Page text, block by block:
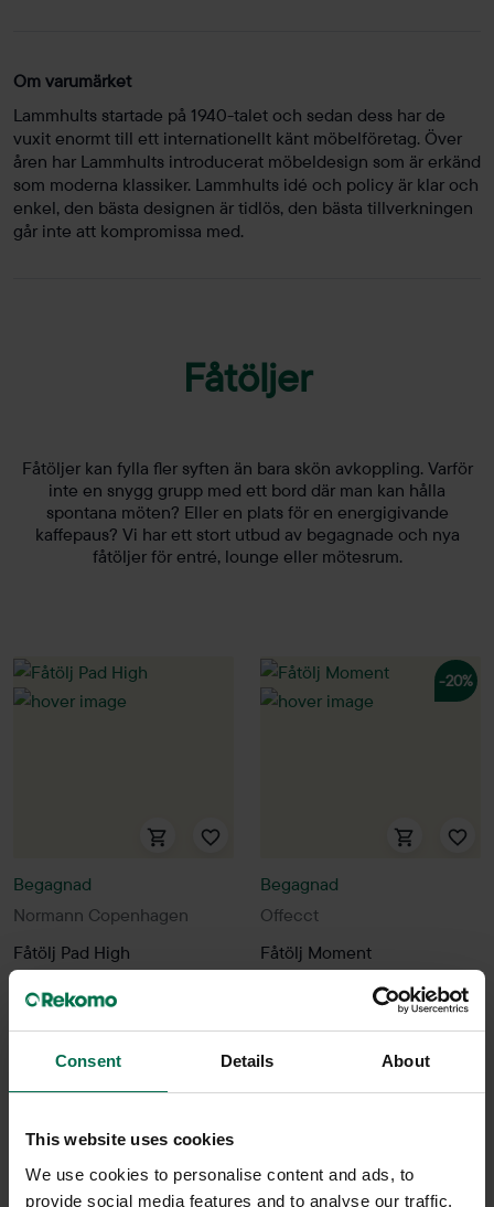
Consent Details About
This website uses cookies
We use cookies to personalise content and ads, to
provide social media features and to analyse our traffic.
Om varumärket
Lammhults startade på 1940-talet och sedan dess har de
vuxit enormt till ett internationellt känt möbelföretag. Över
åren har Lammhults introducerat möbeldesign som är erkänd
som moderna klassiker. Lammhults idé och policy är klar och
enkel, den bästa designen är tidlös, den bästa tillverkningen
går inte att kompromissa med.
Fåtöljer
Fåtöljer kan fylla fler syften än bara skön avkoppling. Varför
inte en snygg grupp med ett bord där man kan hålla
spontana möten? Eller en plats för en energigivande
kaffepaus? Vi har ett stort utbud av begagnade och nya
fåtöljer för entré, lounge eller mötesrum.
Normann Copenhagen
Begagnad
Fåtölj Pad High
8650 kr
1 i lager
-20%
Offecct
Begagnad
Fåtölj Moment
5600 kr